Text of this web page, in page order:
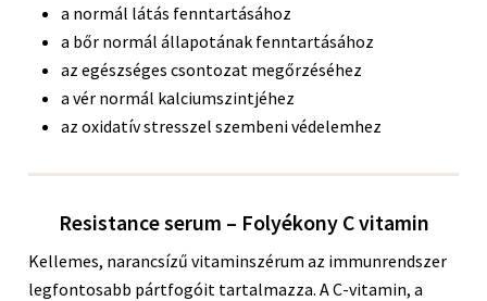
a normál látás fenntartásához
a bőr normál állapotának fenntartásához
az egészséges csontozat megőrzéséhez
a vér normál kalciumszintjéhez
az oxidatív stresszel szembeni védelemhez
Resistance serum – Folyékony C vitamin
Kellemes, narancsízű vitaminszérum az immunrendszer
legfontosabb pártfogóit tartalmazza. A C-vitamin, a